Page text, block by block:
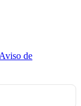
Aviso de